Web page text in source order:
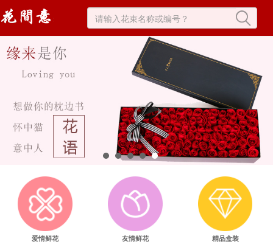
爱情鲜花 友情鲜花 精品盒装